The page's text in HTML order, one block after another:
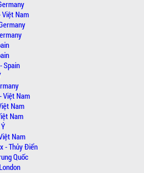
Việt Nam
Spain
Việt Nam
Nam
Nam
Nam
- Thủy Điển
Quốc